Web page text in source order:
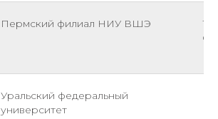
Пермский филиал НИУ ВШЭ
Уральский федеральный
университет